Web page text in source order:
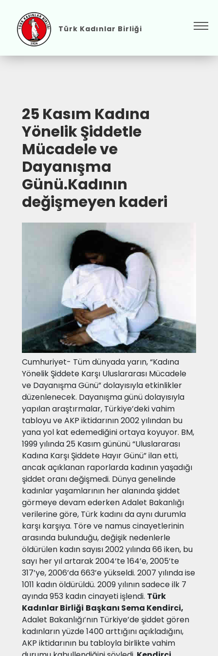
Türk Kadınlar Birliği
25 Kasım Kadına
Yönelik Şiddetle
Mücadele ve
Dayanışma
Günü.Kadının
değişmeyen kaderi
Cumhuriyet- Tüm dünyada yarın, “Kadına
Yönelik Şiddete Karşı Uluslararası Mücadele
ve Dayanışma Günü” dolayısıyla etkinlikler
düzenlenecek. Dayanışma günü dolayısıyla
yapılan araştırmalar, Türkiye’deki vahim
tabloyu ve AKP iktidarının 2002 yılından bu
yana yol kat edemediğini ortaya koyuyor. BM,
1999 yılında 25 Kasım gününü “Uluslararası
Kadına Karşı Şiddete Hayır Günü” ilan etti,
ancak açıklanan raporlarda kadının yaşadığı
şiddet oranı değişmedi. Dünya genelinde
kadınlar yaşamlarının her alanında şiddet
görmeye devam ederken Adalet Bakanlığı
verilerine göre, Türk kadını da aynı durumla
karşı karşıya. Töre ve namus cinayetlerinin
arasında bulunduğu, değişik nedenlerle
öldürülen kadın sayısı 2002 yılında 66 iken, bu
sayı her yıl artarak 2004’te 164’e, 2005’te
317’ye, 2006’da 663’e yükseldi. 2007 yılında ise
1011 kadın öldürüldü. 2009 yılının sadece ilk 7
ayında 953 kadın cinayeti işlendi. Türk
Kadınlar Birliği Başkanı Sema Kendirci,
Adalet Bakanlığı’nın Türkiye’de şiddet gören
kadınların yüzde 1400 arttığını açıkladığını,
AKP iktidarının bu tabloyla birlikte vahim